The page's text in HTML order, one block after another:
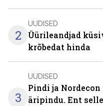
2
UUDISED
Üürileandjad
krõbedat hinda
3
UUDISED
Pindi ja
äripindu. Ent